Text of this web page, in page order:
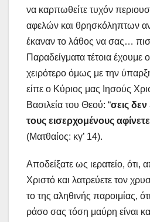
να καρπωθείτε τυχόν
αφελών και θρησκόληπτων
έκαναν το λάθος να σας…
Παραδείγματα τέτοια έχουμε
χειρότερο όμως με την
είπε ο Κύριος μας Ιησούς
Βασιλεία του Θεού: “σεις
τους εισερχομένους
(Ματθαίος: κγ’ 14).
Αποδείξατε ως ιερατείο, ότι,
Χριστό και λατρεύετε τον
το της αληθινής παροιμίας,
ράσο σας τόση μαύρη είναι